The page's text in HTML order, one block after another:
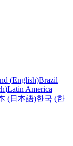
(English)Brazil
)Latin America
(日本語)한국 (한